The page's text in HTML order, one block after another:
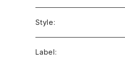
Style:
Ambient / Drone / Ritual
Label: